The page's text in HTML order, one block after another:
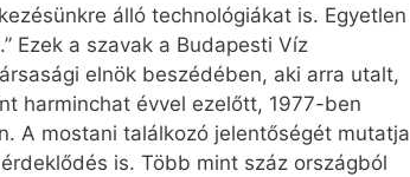
álló technológiákat is. Egyetlen
Ezek a szavak a Budapesti Víz
elnök beszédében, aki arra utalt,
harminchat évvel ezelőtt, 1977-ben
A mostani találkozó jelentőségét mutatja
is. Több mint száz országból